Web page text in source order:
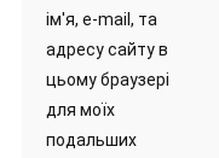
ім'я, e-mail, та
адресу сайту в
цьому браузері
для моїх
подальших